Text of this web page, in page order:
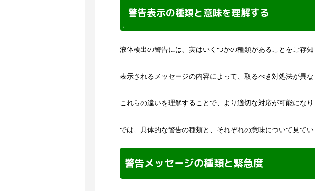
警告表示の種類と意味を理解する
液体検出の警告には、実はいくつかの種類があることをご存知
表示されるメッセージの内容によって、取るべき対処法が異な
これらの違いを理解することで、より適切な対応が可能になり
では、具体的な警告の種類と、それぞれの意味について見てい
警告メッセージの種類と緊急度